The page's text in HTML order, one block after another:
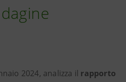
2024, analizza il rapporto